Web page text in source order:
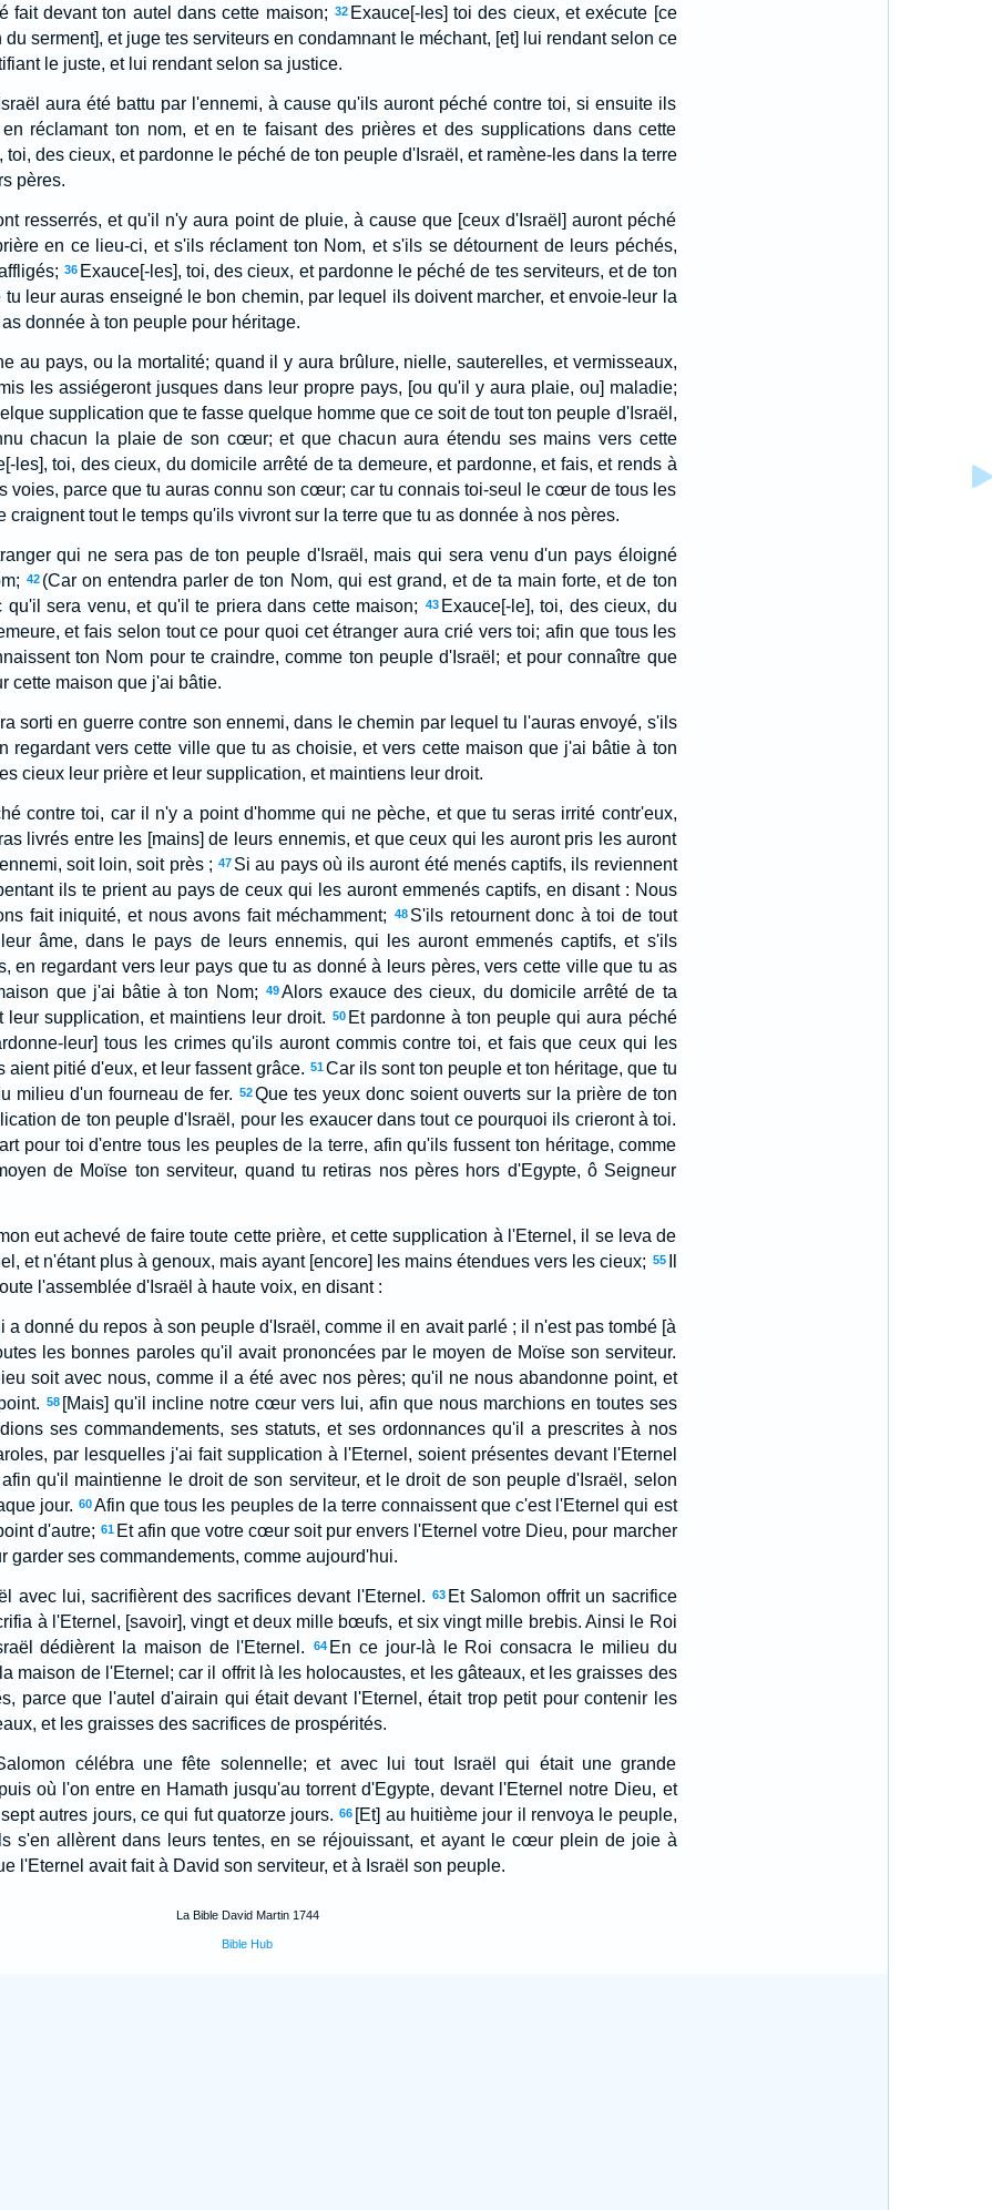
fait devant ton autel dans cette maison; 32 Exauce[-les] toi des cieux, et exécute [ce
serment], et juge tes serviteurs en condamnant le méchant, [et] lui rendant selon ce
le juste, et lui rendant selon sa justice.
aura été battu par l'ennemi, à cause qu'ils auront péché contre toi, si ensuite ils
réclamant ton nom, et en te faisant des prières et des supplications dans cette
toi, des cieux, et pardonne le péché de ton peuple d'Israël, et ramène-les dans la terre
pères.
resserrés, et qu'il n'y aura point de pluie, à cause que [ceux d'Israël] auront péché
en ce lieu-ci, et s'ils réclament ton Nom, et s'ils se détournent de leurs péchés,
36 Exauce[-les], toi, des cieux, et pardonne le péché de tes serviteurs, et de ton
leur auras enseigné le bon chemin, par lequel ils doivent marcher, et envoie-leur la
donnée à ton peuple pour héritage.
au pays, ou la mortalité; quand il y aura brûlure, nielle, sauterelles, et vermisseaux,
les assiégeront jusques dans leur propre pays, [ou qu'il y aura plaie, ou] maladie;
supplication que te fasse quelque homme que ce soit de tout ton peuple d'Israël,
chacun la plaie de son cœur; et que chacun aura étendu ses mains vers cette
les], toi, des cieux, du domicile arrêté de ta demeure, et pardonne, et fais, et rends à
voies, parce que tu auras connu son cœur; car tu connais toi-seul le cœur de tous les
craignent tout le temps qu'ils vivront sur la terre que tu as donnée à nos pères.
qui ne sera pas de ton peuple d'Israël, mais qui sera venu d'un pays éloigné
42 (Car on entendra parler de ton Nom, qui est grand, et de ta main forte, et de ton
qu'il sera venu, et qu'il te priera dans cette maison;
43 Exauce[-le], toi, des cieux, du
et fais selon tout ce pour quoi cet étranger aura crié vers toi; afin que tous les
ton Nom pour te craindre, comme ton peuple d'Israël; et pour connaître que
cette maison que j'ai bâtie.
sorti en guerre contre son ennemi, dans le chemin par lequel tu l'auras envoyé, s'ils
regardant vers cette ville que tu as choisie, et vers cette maison que j'ai bâtie à ton
cieux leur prière et leur supplication, et maintiens leur droit.
contre toi, car il n'y a point d'homme qui ne pèche, et que tu seras irrité contr'eux,
livrés entre les [mains] de leurs ennemis, et que ceux qui les auront pris les auront
soit loin, soit près ; 47 Si au pays où ils auront été menés captifs, ils reviennent
ils te prient au pays de ceux qui les auront emmenés captifs, en disant : Nous
fait iniquité, et nous avons fait méchamment;
48 S'ils retournent donc à toi de tout
âme, dans le pays de leurs ennemis, qui les auront emmenés captifs, et s'ils
en regardant vers leur pays que tu as donné à leurs pères, vers cette ville que tu as
que j'ai bâtie à ton Nom;
49Alors exauce des cieux, du domicile arrêté de ta
leur supplication, et maintiens leur droit. 50 Et pardonne à ton peuple qui aura péché
leur] tous les crimes qu'ils auront commis contre toi, et fais que ceux qui les
aient pitié d'eux, et leur fassent grâce. 51Car ils sont ton peuple et ton héritage, que tu
milieu d'un fourneau de fer. 52 Que tes yeux donc soient ouverts sur la prière de ton
de ton peuple d'Israël, pour les exaucer dans tout ce pourquoi ils crieront à toi.
pour toi d'entre tous les peuples de la terre, afin qu'ils fussent ton héritage, comme
de Moïse ton serviteur, quand tu retiras nos pères hors d'Egypte, ô Seigneur
eut achevé de faire toute cette prière, et cette supplication à l'Eternel, il se leva de
et n'étant plus à genoux, mais ayant [encore] les mains étendues vers les cieux; 55
l'assemblée d'Israël à haute voix, en disant :
a donné du repos à son peuple d'Israël, comme il en avait parlé ; il n'est pas tombé [à
les bonnes paroles qu'il avait prononcées par le moyen de Moïse son serviteur.
soit avec nous, comme il a été avec nos pères; qu'il ne nous abandonne point, et
58 [Mais] qu'il incline notre cœur vers lui, afin que nous marchions en toutes ses
ses commandements, ses statuts, et ses ordonnances qu'il a prescrites à nos
par lesquelles j'ai fait supplication à l'Eternel, soient présentes devant l'Eternel
qu'il maintienne le droit de son serviteur, et le droit de son peuple d'Israël, selon
jour. 60Afin que tous les peuples de la terre connaissent que c'est l'Eternel qui est
d'autre; 61 Et afin que votre cœur soit pur envers l'Eternel votre Dieu, pour marcher
garder ses commandements, comme aujourd'hui.
avec lui, sacrifièrent des sacrifices devant l'Eternel. 63 Et Salomon offrit un sacrifice
à l'Eternel, [savoir], vingt et deux mille bœufs, et six vingt mille brebis. Ainsi le Roi
dédièrent la maison de l'Eternel.
64 En ce jour-là le Roi consacra le milieu du
maison de l'Eternel; car il offrit là les holocaustes, et les gâteaux, et les graisses des
parce que l'autel d'airain qui était devant l'Eternel, était trop petit pour contenir les
et les graisses des sacrifices de prospérités.
célébra une fête solennelle; et avec lui tout Israël qui était une grande
où l'on entre en Hamath jusqu'au torrent d'Egypte, devant l'Eternel notre Dieu, et
autres jours, ce qui fut quatorze jours. 66 [Et] au huitième jour il renvoya le peuple,
s'en allèrent dans leurs tentes, en se réjouissant, et ayant le cœur plein de joie à
l'Eternel avait fait à David son serviteur, et à Israël son peuple.
La Bible David Martin 1744
Bible Hub